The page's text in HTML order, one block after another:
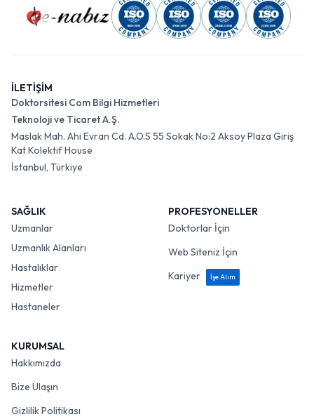
İLETİŞİM
Doktorsitesi Com Bilgi Hizmetleri
Teknoloji ve Ticaret A.Ş.
Maslak Mah. Ahi Evran Cd. A.O.S 55 Sokak No:2 Aksoy Plaza Giriş
Kat Kolektif House
İstanbul, Türkiye
SAĞLIK
Uzmanlar
Uzmanlık Alanları
Hastalıklar
Hizmetler
Hastaneler
PROFESYONELLER
Doktorlar İçin
Web Siteniz İçin
Kariyer
İşe Alım
KURUMSAL
Hakkımızda
Bize Ulaşın
Gizlilik Politikası